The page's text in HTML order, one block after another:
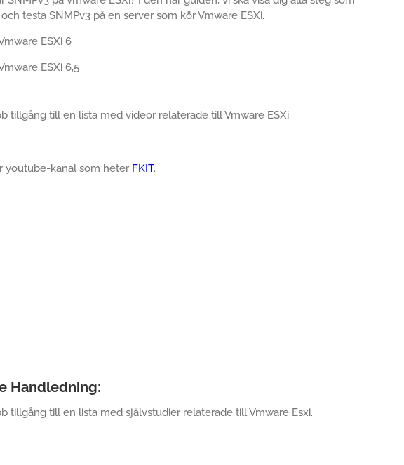
testa SNMPv3 på en server som kör Vmware ESXi.
ESXi 6
ESXi 6,5
tillgång till en lista med videor relaterade till Vmware ESXi.
youtube-kanal som heter FKIT.
Handledning:
tillgång till en lista med självstudier relaterade till Vmware Esxi.